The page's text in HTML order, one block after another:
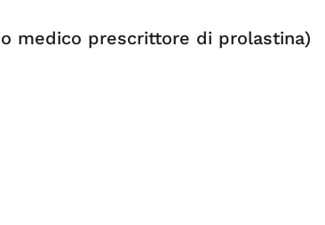
medico prescrittore di prolastina)